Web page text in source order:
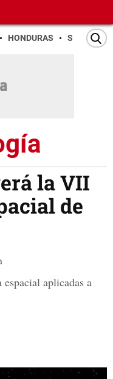
HONDURAS SAN PEDRO
la VII
de
aplicadas a